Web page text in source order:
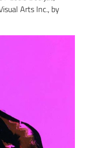
Arts Inc., by